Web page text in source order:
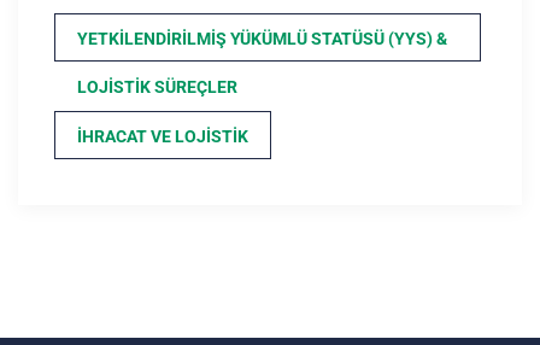
YETKILENDIRILMIŞ YÜKÜMLÜ STATÜSÜ (YYS) &
LOJISTIK SÜREÇLER
İHRACAT VE LOJISTIK